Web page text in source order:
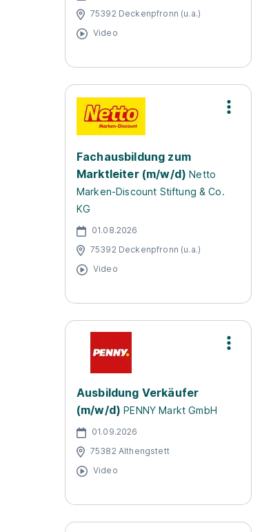
75392 Deckenpfronn (u.a.)
Video
Fachausbildung zum
Marktleiter (m/w/d) Netto
Marken-Discount Stiftung & Co.
KG
01.08.2026
75392 Deckenpfronn (u.a.)
Video
Ausbildung Verkäufer
(m/w/d) PENNY Markt GmbH
01.09.2026
75382 Althengstett
Video